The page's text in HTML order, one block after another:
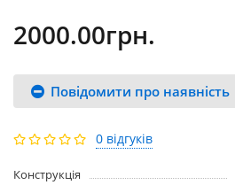
2000.00грн.
Повідомити про наявність
0 відгуків
Конструкція